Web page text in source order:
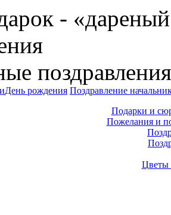
День рождения Поздравление
Подарки и
Пожелания и
Цветы